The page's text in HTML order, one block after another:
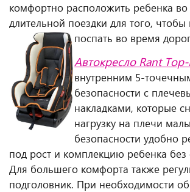
комфортно расположить ребенка
длительной поездки для того,
поспать во время
Автокресло Rant
внутренним 5-
безопасности с
накладками, которые
нагрузку на плечи
безопасности удобно
под рост и комплекцию ребенка без
Для большего комфорта также
подголовник. При необходимости